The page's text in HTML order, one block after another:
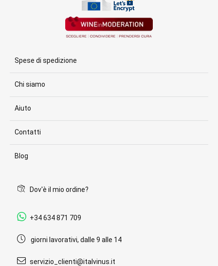
Spese di spedizione
Chi siamo
Aiuto
Contatti
Blog
Dov'è il mio ordine?
+34 634 871 709
giorni lavorativi, dalle 9 alle 14
servizio_clienti@italvinus.it